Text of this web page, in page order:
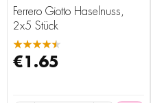
Ferrero Giotto Haselnuss,
2x5 Stück
★★★★★
€1.65